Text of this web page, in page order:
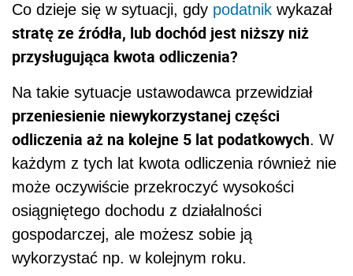
Co dzieje się w sytuacji, gdy podatnik wykazał
stratę ze źródła, lub dochód jest niższy niż
przysługująca kwota odliczenia?
Na takie sytuacje ustawodawca przewidział
przeniesienie niewykorzystanej części
odliczenia aż na kolejne 5 lat podatkowych. W
każdym z tych lat kwota odliczenia również nie
może oczywiście przekroczyć wysokości
osiągniętego dochodu z działalności
gospodarczej, ale możesz sobie ją
wykorzystać np. w kolejnym roku.